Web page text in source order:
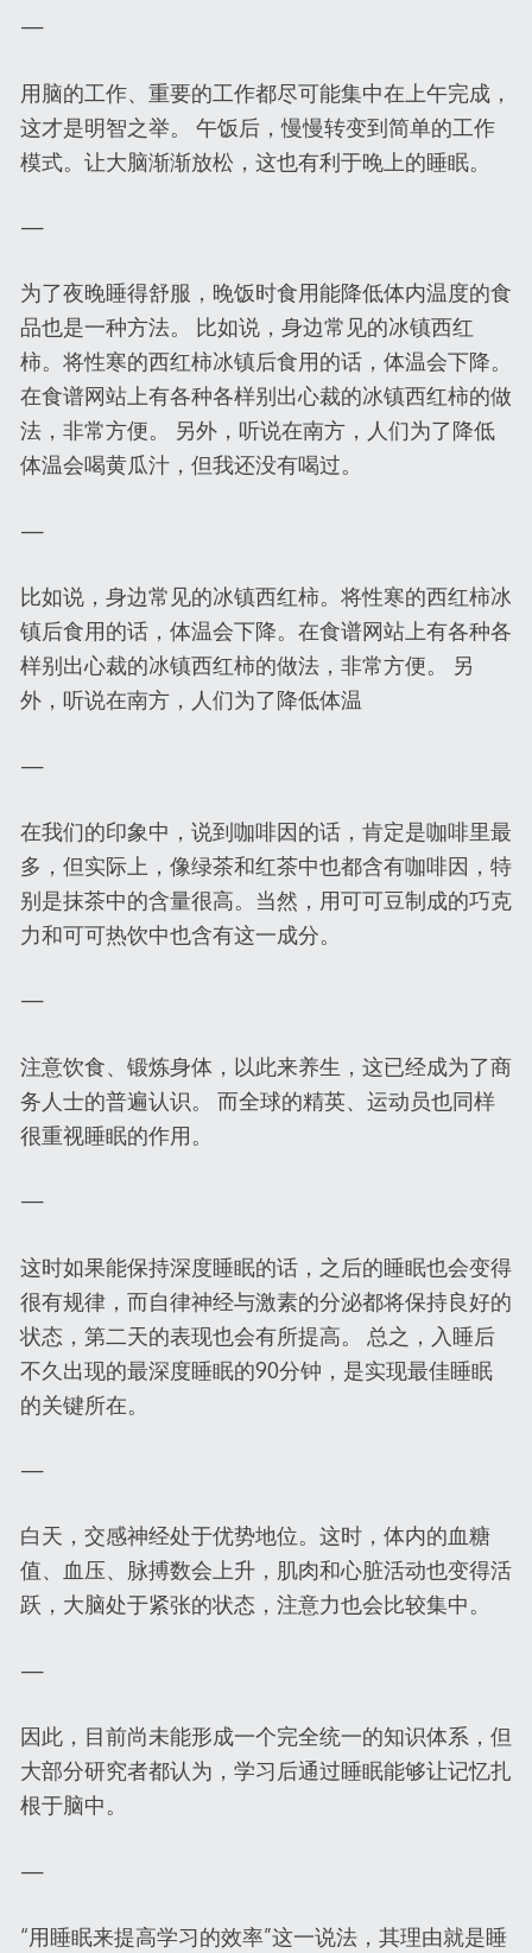
—
用脑的工作、重要的工作都尽可能集中在上午完成，
这才是明智之举。 午饭后，慢慢转变到简单的工作
模式。让大脑渐渐放松，这也有利于晚上的睡眠。
—
为了夜晚睡得舒服，晚饭时食用能降低体内温度的食
品也是一种方法。 比如说，身边常见的冰镇西红
柿。将性寒的西红柿冰镇后食用的话，体温会下降。
在食谱网站上有各种各样别出心裁的冰镇西红柿的做
法，非常方便。 另外，听说在南方，人们为了降低
体温会喝黄瓜汁，但我还没有喝过。
—
比如说，身边常见的冰镇西红柿。将性寒的西红柿冰
镇后食用的话，体温会下降。在食谱网站上有各种各
样别出心裁的冰镇西红柿的做法，非常方便。 另
外，听说在南方，人们为了降低体温
—
在我们的印象中，说到咖啡因的话，肯定是咖啡里最
多，但实际上，像绿茶和红茶中也都含有咖啡因，特
别是抹茶中的含量很高。当然，用可可豆制成的巧克
力和可可热饮中也含有这一成分。
—
注意饮食、锻炼身体，以此来养生，这已经成为了商
务人士的普遍认识。 而全球的精英、运动员也同样
很重视睡眠的作用。
—
这时如果能保持深度睡眠的话，之后的睡眠也会变得
很有规律，而自律神经与激素的分泌都将保持良好的
状态，第二天的表现也会有所提高。 总之，入睡后
不久出现的最深度睡眠的90分钟，是实现最佳睡眠
的关键所在。
—
白天，交感神经处于优势地位。这时，体内的血糖
值、血压、脉搏数会上升，肌肉和心脏活动也变得活
跃，大脑处于紧张的状态，注意力也会比较集中。
—
因此，目前尚未能形成一个完全统一的知识体系，但
大部分研究者都认为，学习后通过睡眠能够让记忆扎
根于脑中。
—
“用睡眠来提高学习的效率”这一说法，其理由就是睡